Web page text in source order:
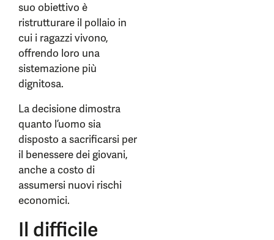
suo obiettivo è
ristrutturare il pollaio in
cui i ragazzi vivono,
offrendo loro una
sistemazione più
dignitosa.
La decisione dimostra
quanto l’uomo sia
disposto a sacrificarsi per
il benessere dei giovani,
anche a costo di
assumersi nuovi rischi
economici.
Il difficile